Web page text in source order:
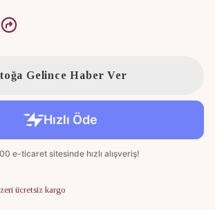
Gelince Haber Ver
ücretsiz kargo